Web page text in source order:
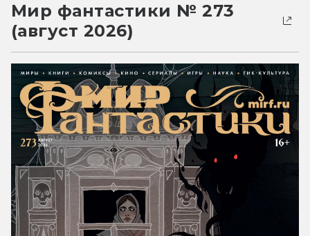
Мир фантастики № 273
(август 2026)